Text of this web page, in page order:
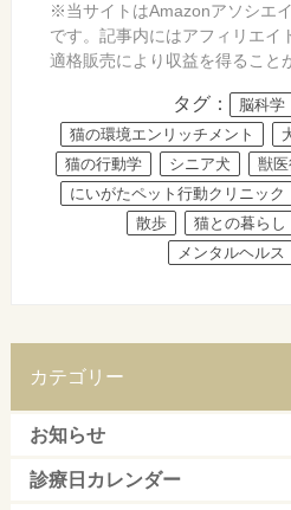
※当サイトはAmazonアソシエ
です。記事内にはアフィリエイ
適格販売により収益を得ること
タグ： 脳科学
猫の環境エンリッチメント
猫の行動学
シニア犬 獣
にいがたペット行動クリニック
散歩
猫との暮らし
メンタルヘルス
カテゴリー
お知らせ
診療日カレンダー